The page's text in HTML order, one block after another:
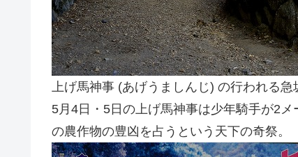
上げ馬神事 (あげうましんじ) の行われる急
5月4日・5日の上げ馬神事は少年騎手が2
の農作物の豊凶を占うという天下の奇祭。